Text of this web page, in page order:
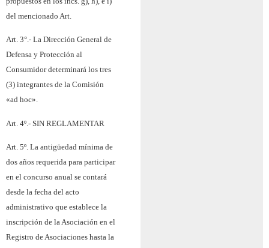
del mencionado Art.
Art. 3°.- La Dirección General de
Defensa y Protección al
Consumidor determinará los tres
(3) integrantes de la Comisión
«ad hoc».
Art. 4º.- SIN REGLAMENTAR
Art. 5º.­ La antigüedad mínima de
dos años requerida para participar
en el concurso anual se contará
desde la fecha del acto
administrativo que establece la
inscripción de la Asociación en el
Registro de Asociaciones hasta la